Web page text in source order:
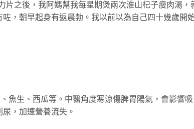
片之後，我阿媽幫我每星期煲兩次淮山杞子瘦肉湯，
，朝早起身有返晨勃。我以前以為自己四十幾歲開
魚生、西瓜等。中醫角度寒涼傷脾胃陽氣，會影響吸
，加速營養流失。